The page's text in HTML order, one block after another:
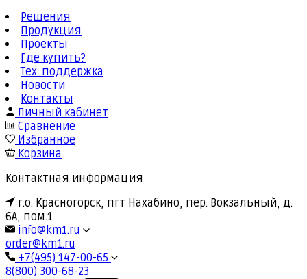
Решения
Продукция
Проекты
Где купить?
Тех. поддержка
Новости
Контакты
Личный кабинет
Сравнение
Избранное
Корзина
Контактная информация
г.о. Красногорск, пгт Нахабино, пер. Вокзальный, д.
6А, пом.1
info@km1.ru
order@km1.ru
+7(495) 147-00-65
8(800) 300-68-23